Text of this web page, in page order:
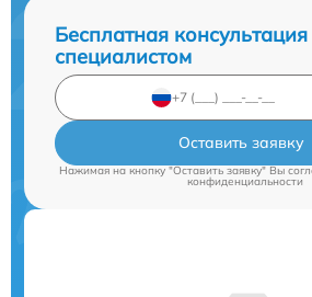
Бесплатная консультация
специалистом
Оставить заявку
Нажимая на кнопку "Оставить заявку" Вы
конфиденциальности